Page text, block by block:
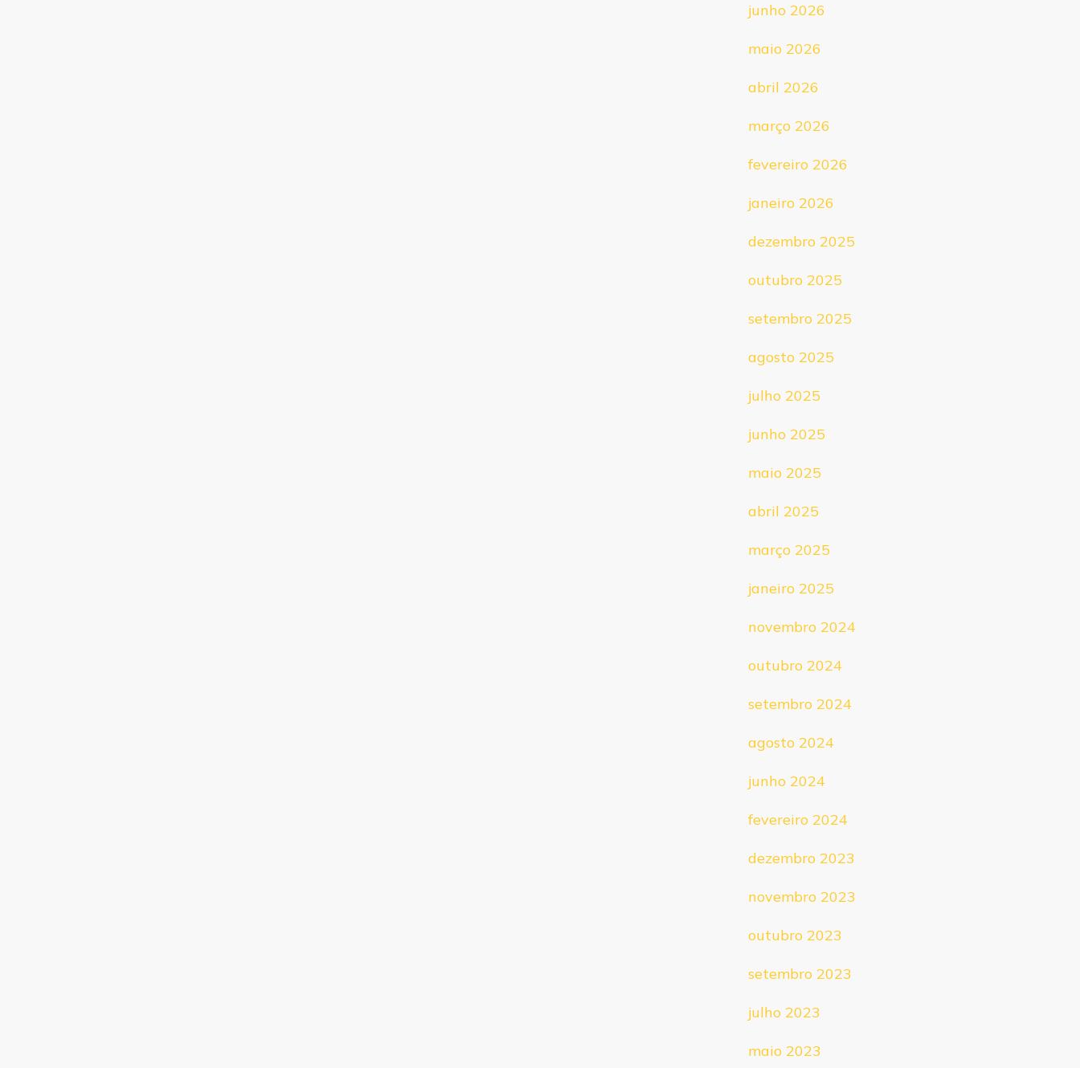
junho 2026
maio 2026
abril 2026
março 2026
fevereiro 2026
janeiro 2026
dezembro 2025
outubro 2025
setembro 2025
agosto 2025
julho 2025
junho 2025
maio 2025
abril 2025
março 2025
janeiro 2025
novembro 2024
outubro 2024
setembro 2024
agosto 2024
junho 2024
fevereiro 2024
dezembro 2023
novembro 2023
outubro 2023
setembro 2023
julho 2023
maio 2023